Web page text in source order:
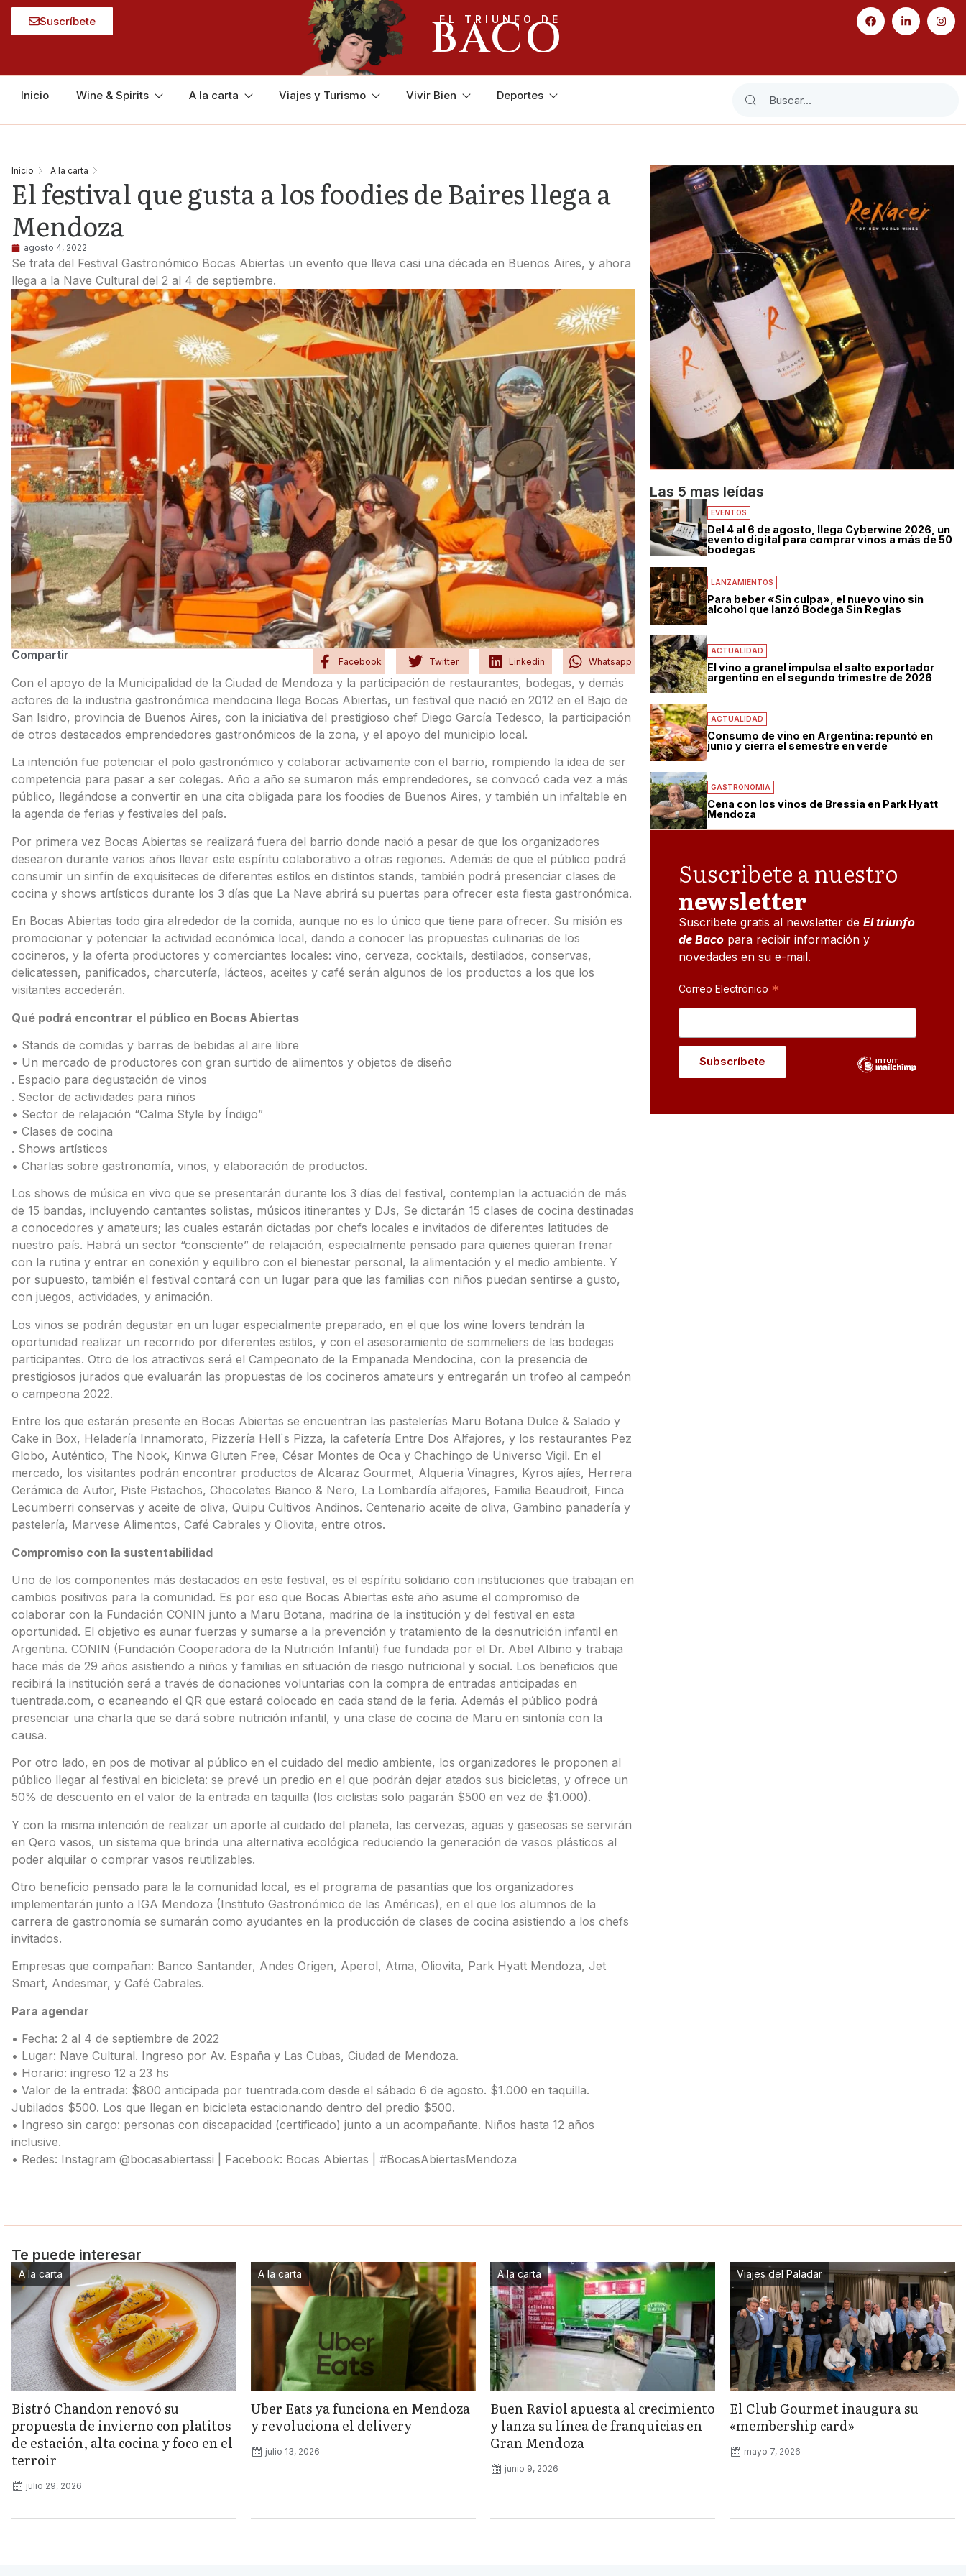
Suscríbete EL TRIUNFO DE
BACO
Inicio Wine & Spirits A la carta Viajes y Turismo Vivir Bien Deportes
Inicio A la carta
El festival que gusta a los foodies de Baires llega a
Mendoza
agosto 4, 2022
Se trata del Festival Gastronómico Bocas Abiertas un evento que lleva casi una década en Buenos Aires, y ahora
llega a la Nave Cultural del 2 al 4 de septiembre.
Compartir Facebook Twitter Linkedin Whatsapp
Con el apoyo de la Municipalidad de la Ciudad de Mendoza y la participación de restaurantes, bodegas, y demás
actores de la industria gastronómica mendocina llega Bocas Abiertas, un festival que nació en 2012 en el Bajo de
San Isidro, provincia de Buenos Aires, con la iniciativa del prestigioso chef Diego García Tedesco, la participación
de otros destacados emprendedores gastronómicos de la zona, y el apoyo del municipio local.
La intención fue potenciar el polo gastronómico y colaborar activamente con el barrio, rompiendo la idea de ser
competencia para pasar a ser colegas. Año a año se sumaron más emprendedores, se convocó cada vez a más
público, llegándose a convertir en una cita obligada para los foodies de Buenos Aires, y también un infaltable en
la agenda de ferias y festivales del país.
Por primera vez Bocas Abiertas se realizará fuera del barrio donde nació a pesar de que los organizadores
desearon durante varios años llevar este espíritu colaborativo a otras regiones. Además de que el público podrá
consumir un sinfín de exquisiteces de diferentes estilos en distintos stands, también podrá presenciar clases de
cocina y shows artísticos durante los 3 días que La Nave abrirá su puertas para ofrecer esta fiesta gastronómica.
En Bocas Abiertas todo gira alrededor de la comida, aunque no es lo único que tiene para ofrecer. Su misión es
promocionar y potenciar la actividad económica local, dando a conocer las propuestas culinarias de los
cocineros, y la oferta productores y comerciantes locales: vino, cerveza, cocktails, destilados, conservas,
delicatessen, panificados, charcutería, lácteos, aceites y café serán algunos de los productos a los que los
visitantes accederán.
Qué podrá encontrar el público en Bocas Abiertas
• Stands de comidas y barras de bebidas al aire libre
• Un mercado de productores con gran surtido de alimentos y objetos de diseño
. Espacio para degustación de vinos
. Sector de actividades para niños
• Sector de relajación “Calma Style by Índigo”
• Clases de cocina
. Shows artísticos
• Charlas sobre gastronomía, vinos, y elaboración de productos.
Los shows de música en vivo que se presentarán durante los 3 días del festival, contemplan la actuación de más
de 15 bandas, incluyendo cantantes solistas, músicos itinerantes y DJs, Se dictarán 15 clases de cocina destinadas
a conocedores y amateurs; las cuales estarán dictadas por chefs locales e invitados de diferentes latitudes de
nuestro país. Habrá un sector “consciente” de relajación, especialmente pensado para quienes quieran frenar
con la rutina y entrar en conexión y equilibro con el bienestar personal, la alimentación y el medio ambiente. Y
por supuesto, también el festival contará con un lugar para que las familias con niños puedan sentirse a gusto,
con juegos, actividades, y animación.
Los vinos se podrán degustar en un lugar especialmente preparado, en el que los wine lovers tendrán la
oportunidad realizar un recorrido por diferentes estilos, y con el asesoramiento de sommeliers de las bodegas
participantes. Otro de los atractivos será el Campeonato de la Empanada Mendocina, con la presencia de
prestigiosos jurados que evaluarán las propuestas de los cocineros amateurs y entregarán un trofeo al campeón
o campeona 2022.
Entre los que estarán presente en Bocas Abiertas se encuentran las pastelerías Maru Botana Dulce & Salado y
Cake in Box, Heladería Innamorato, Pizzería Hell`s Pizza, la cafetería Entre Dos Alfajores, y los restaurantes Pez
Globo, Auténtico, The Nook, Kinwa Gluten Free, César Montes de Oca y Chachingo de Universo Vigil. En el
mercado, los visitantes podrán encontrar productos de Alcaraz Gourmet, Alqueria Vinagres, Kyros ajíes, Herrera
Cerámica de Autor, Piste Pistachos, Chocolates Bianco & Nero, La Lombardía alfajores, Familia Beaudroit, Finca
Lecumberri conservas y aceite de oliva, Quipu Cultivos Andinos. Centenario aceite de oliva, Gambino panadería y
pastelería, Marvese Alimentos, Café Cabrales y Oliovita, entre otros.
Compromiso con la sustentabilidad
Uno de los componentes más destacados en este festival, es el espíritu solidario con instituciones que trabajan en
cambios positivos para la comunidad. Es por eso que Bocas Abiertas este año asume el compromiso de
colaborar con la Fundación CONIN junto a Maru Botana, madrina de la institución y del festival en esta
oportunidad. El objetivo es aunar fuerzas y sumarse a la prevención y tratamiento de la desnutrición infantil en
Argentina. CONIN (Fundación Cooperadora de la Nutrición Infantil) fue fundada por el Dr. Abel Albino y trabaja
hace más de 29 años asistiendo a niños y familias en situación de riesgo nutricional y social. Los beneficios que
recibirá la institución será a través de donaciones voluntarias con la compra de entradas anticipadas en
tuentrada.com, o ecaneando el QR que estará colocado en cada stand de la feria. Además el público podrá
presenciar una charla que se dará sobre nutrición infantil, y una clase de cocina de Maru en sintonía con la
causa.
Por otro lado, en pos de motivar al público en el cuidado del medio ambiente, los organizadores le proponen al
público llegar al festival en bicicleta: se prevé un predio en el que podrán dejar atados sus bicicletas, y ofrece un
50% de descuento en el valor de la entrada en taquilla (los ciclistas solo pagarán $500 en vez de $1.000).
Y con la misma intención de realizar un aporte al cuidado del planeta, las cervezas, aguas y gaseosas se servirán
en Qero vasos, un sistema que brinda una alternativa ecológica reduciendo la generación de vasos plásticos al
poder alquilar o comprar vasos reutilizables.
Otro beneficio pensado para la la comunidad local, es el programa de pasantías que los organizadores
implementarán junto a IGA Mendoza (Instituto Gastronómico de las Américas), en el que los alumnos de la
carrera de gastronomía se sumarán como ayudantes en la producción de clases de cocina asistiendo a los chefs
invitados.
Empresas que compañan: Banco Santander, Andes Origen, Aperol, Atma, Oliovita, Park Hyatt Mendoza, Jet
Smart, Andesmar, y Café Cabrales.
Para agendar
• Fecha: 2 al 4 de septiembre de 2022
• Lugar: Nave Cultural. Ingreso por Av. España y Las Cubas, Ciudad de Mendoza.
• Horario: ingreso 12 a 23 hs
• Valor de la entrada: $800 anticipada por tuentrada.com desde el sábado 6 de agosto. $1.000 en taquilla.
Jubilados $500. Los que llegan en bicicleta estacionando dentro del predio $500.
• Ingreso sin cargo: personas con discapacidad (certificado) junto a un acompañante. Niños hasta 12 años
inclusive.
• Redes: Instagram @bocasabiertassi | Facebook: Bocas Abiertas | #BocasAbiertasMendoza
Las 5 mas leídas
EVENTOS
Del 4 al 6 de agosto, llega Cyberwine 2026, un
evento digital para comprar vinos a más de 50
bodegas
LANZAMIENTOS
Para beber «Sin culpa», el nuevo vino sin
alcohol que lanzó Bodega Sin Reglas
ACTUALIDAD
El vino a granel impulsa el salto exportador
argentino en el segundo trimestre de 2026
ACTUALIDAD
Consumo de vino en Argentina: repuntó en
junio y cierra el semestre en verde
GASTRONOMIA
Cena con los vinos de Bressia en Park Hyatt
Mendoza
Suscribete a nuestro
newsletter
Suscribete gratis al newsletter deEl triunfo
de Baco para recibir información y
novedades en su e-mail.
Correo Electrónico *
Te puede interesar
A la carta
Bistró Chandon renovó su
propuesta de invierno con platitos
de estación, alta cocina y foco en el
terroir
julio 29, 2026
A la carta
Uber Eats ya funciona en Mendoza
y revoluciona el delivery
julio 13, 2026
A la carta
Buen Raviol apuesta al crecimiento
y lanza su línea de franquicias en
Gran Mendoza
junio 9, 2026
Viajes del Paladar
El Club Gourmet inaugura su
«membership card»
mayo 7, 2026